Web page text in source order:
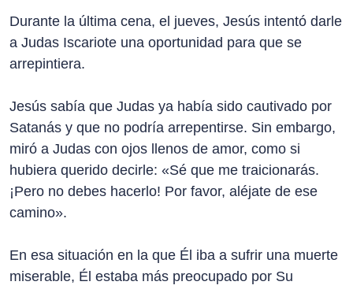
Durante la última cena, el jueves, Jesús intentó darle
a Judas Iscariote una oportunidad para que se
arrepintiera.
Jesús sabía que Judas ya había sido cautivado por
Satanás y que no podría arrepentirse. Sin embargo,
miró a Judas con ojos llenos de amor, como si
hubiera querido decirle: «Sé que me traicionarás.
¡Pero no debes hacerlo! Por favor, aléjate de ese
camino».
En esa situación en la que Él iba a sufrir una muerte
miserable, Él estaba más preocupado por Su